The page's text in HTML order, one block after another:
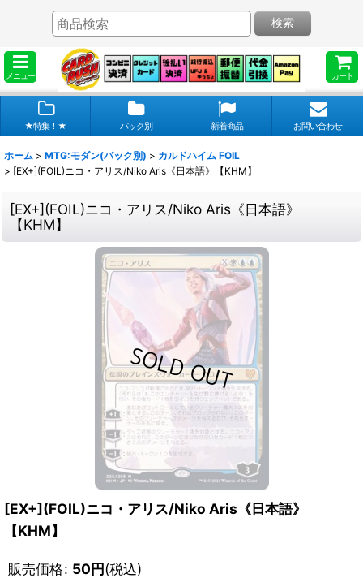
メニュー カート
検索
★特集！★ パック別 新着商品 お問い合わせ
ホーム > MTG:モダン(パック別) > カルドハイム FOIL
> [EX+](FOIL)ニコ・アリス/Niko Aris《日本語》【KHM】
[EX+](FOIL)ニコ・アリス/Niko Aris《日本語》
【KHM】
[EX+](FOIL)ニコ・アリス/Niko Aris《日本語》
【KHM】
販売価格: 50円(税込)